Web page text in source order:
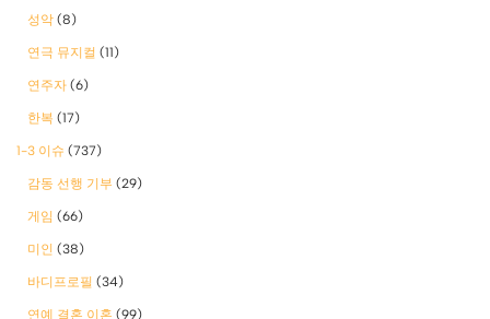
성악 (8)
연극 뮤지컬 (11)
연주자 (6)
한복 (17)
1-3 이슈 (737)
감동 선행 기부 (29)
게임 (66)
미인 (38)
바디프로필 (34)
연예 결혼 이혼 (99)